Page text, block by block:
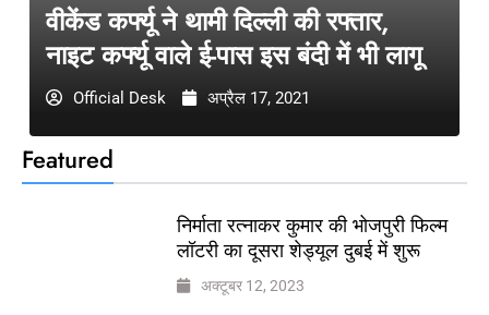
Featured
निर्माता रत्नाकर कुमार की भोजपुरी फिल्म
लॉटरी का दूसरा शेड्यूल दुबई में शुरू
अक्टूबर 12, 2023
वीकेंड कर्फ्यू ने थामी दिल्ली की रफ्तार,
नाइट कर्फ्यू वाले ई-पास इस बंदी में भी लागू
Official Desk अप्रैल 17, 2021